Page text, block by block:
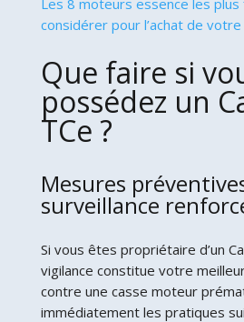
considérer pour l’achat de
Que faire si
possédez un
TCe ?
Mesures
surveillance
Si vous êtes propriétaire d’un
vigilance constitue votre
contre une casse moteur
immédiatement les pratiques